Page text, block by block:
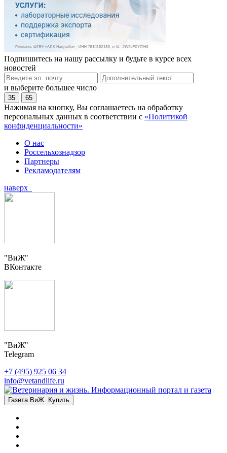
Подпишитесь на нашу рассылку и будьте в курсе всех
новостей
и выберите большее число
35 65
Нажимая на кнопку, Вы соглашаетесь на обработку
персональных данных в соответствии с «Политикой
конфиденциальности»
О нас
Россельхознадзор
Партнеры
Рекламодателям
наверх
"ВиЖ"
ВКонтакте
"ВиЖ"
Telegram
+7 (495) 925 06 34
info@vetandlife.ru
Газета ВиЖ. Купить